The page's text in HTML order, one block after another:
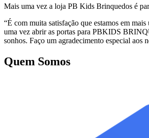
Mais uma vez a loja PB Kids Brinquedos é
“É com muita satisfação que estamos em
uma vez abrir as portas para PBKIDS
sonhos. Faço um agradecimento especial aos
Quem Somos